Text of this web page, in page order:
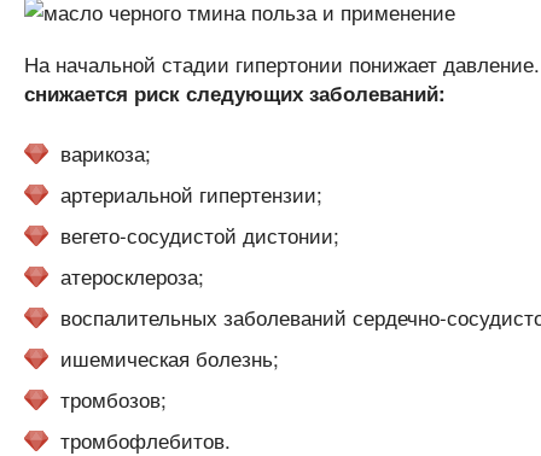
На начальной стадии гипертонии понижает
снижается риск следующих заболеваний:
варикоза;
артериальной гипертензии;
вегето-сосудистой дистонии;
атеросклероза;
воспалительных заболеваний сердечно-
ишемическая болезнь;
тромбозов;
тромбофлебитов.